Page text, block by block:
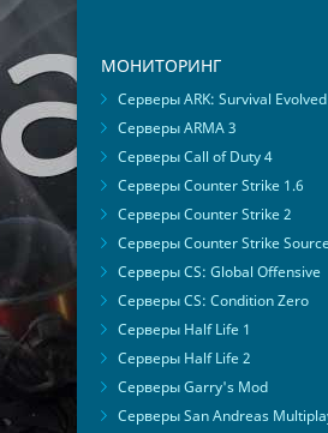
МОНИТОРИНГ
Серверы ARK: Survival Evolved
Серверы ARMA 3
Серверы Call of Duty 4
Серверы Counter Strike 1.6
Серверы Counter Strike 2
Серверы Counter Strike Source
Серверы CS: Global Offensive
Серверы CS: Condition Zero
Серверы Half Life 1
Серверы Half Life 2
Серверы Garry's Mod
Серверы San Andreas